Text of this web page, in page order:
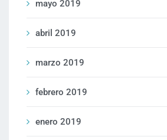
mayo 2019
abril 2019
marzo 2019
febrero 2019
enero 2019